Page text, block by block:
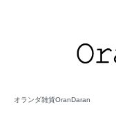
オランダ雑貨OranDaran